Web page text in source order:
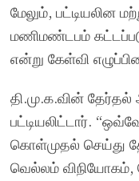
மேலும், பட்டியலின
மணிமண்டபம்
என்று கேள்வி
தி.மு.க.வின்
பட்டியலிட்டார்.
கொள்முதல் செய்து
வெல்லம் விநியோகம்,